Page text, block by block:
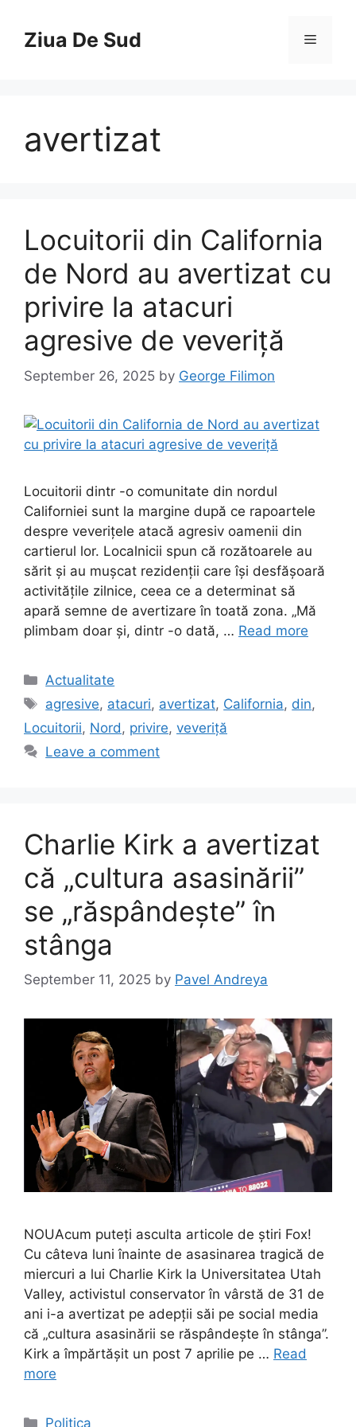
contentZiua De Sud Menu
avertizat
Locuitorii din California
de Nord au avertizat cu
privire la atacuri
agresive de veveriță
September 26, 2025 by George Filimon
Locuitorii dintr -o comunitate din nordul
Californiei sunt la margine după ce rapoartele
despre veverițele atacă agresiv oamenii din
cartierul lor. Localnicii spun că rozătoarele au
sărit și au mușcat rezidenții care își desfășoară
activitățile zilnice, ceea ce a determinat să
apară semne de avertizare în toată zona. „Mă
plimbam doar și, dintr -o dată, … Read more
Categories
Actualitate
Tags
agresive, atacuri, avertizat, California, din,
Locuitorii, Nord , privire, veveriță
Leave a comment
Charlie Kirk a avertizat
că „cultura asasinării”
se „răspândește” în
stânga
September 11, 2025 by Pavel Andreya
NOUAcum puteți asculta articole de știri Fox!
Cu câteva luni înainte de asasinarea tragică de
miercuri a lui Charlie Kirk la Universitatea Utah
Valley, activistul conservator în vârstă de 31 de
ani i-a avertizat pe adepții săi pe social media
că „cultura asasinării se răspândește în stânga”.
Kirk a împărtășit un post 7 aprilie pe … Read
more
Categories
Politica